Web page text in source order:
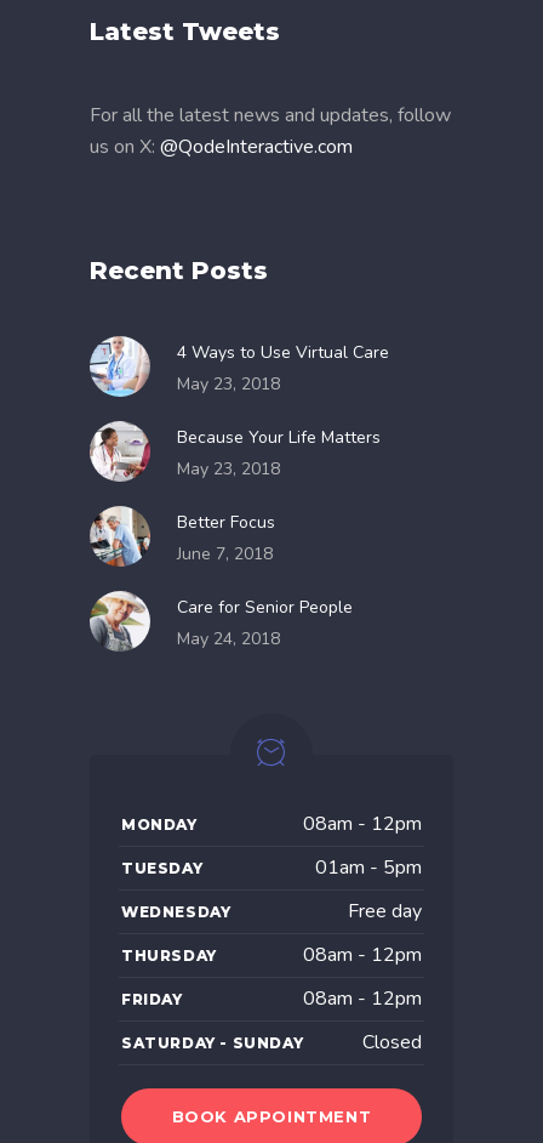
Latest Tweets
For all the latest news and updates, follow
us on X: @QodeInteractive.com
Recent Posts
4 Ways to Use Virtual Care
May 23, 2018
Because Your Life Matters
May 23, 2018
Better Focus
June 7, 2018
Care for Senior People
May 24, 2018
MONDAY 08am - 12pm
TUESDAY 01am - 5pm
WEDNESDAY Free day
THURSDAY 08am - 12pm
FRIDAY 08am - 12pm
SATURDAY - SUNDAY Closed
BOOK APPOINTMENT